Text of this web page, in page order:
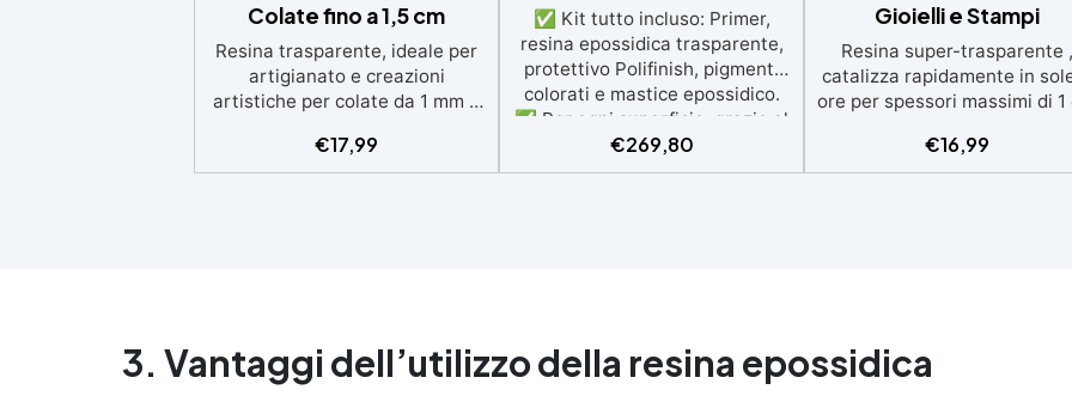
Colate fino a 1,5 cm
Resina trasparente, ideale per
artigianato e creazioni
artistiche per colate da 1 mm a
Tutti grazie al facile rapporto di
miscelazione 2:1, garantisce un
contatto con la pelle, Bpa Free
e senza Solventi (Voc Free)
€17,99
✅ Kit tutto incluso: Primer,
resina epossidica trasparente,
protettivo Polifinish, pigmenti
colorati e mastice epossidico.
✅ Per ogni superficie: grazie al
primer universale è applicabile
sia su calcestruzzo, piastrelle e
protettiva antigraffio. ✅
Risultati professionali: Sistema
€269,80
Gioielli e Stampi
Resina super-trasparente ,
catalizza rapidamente in
ore per spessori massimi di 1
durature, con protezione
UV contro l’ingiallimento
colate, decorazioni e
prototipazione rapida.
€16,99
3. Vantaggi dell’utilizzo della resina epossidica